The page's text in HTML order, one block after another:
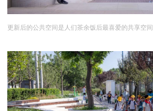
更新后的公共空间是人们茶余饭后最喜爱的共享空间